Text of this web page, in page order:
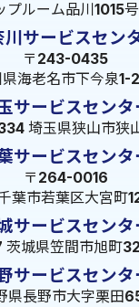
プルーム品川1015
川サービスセン
〒243-0435
海老名市下今泉1-
サービスセンタ
埼玉県狭山市狭
サービスセンタ
〒264-0016
葉市若葉区大宮町
サービスセンタ
茨城県笠間市旭町
サービスセンタ
長野市大字栗田